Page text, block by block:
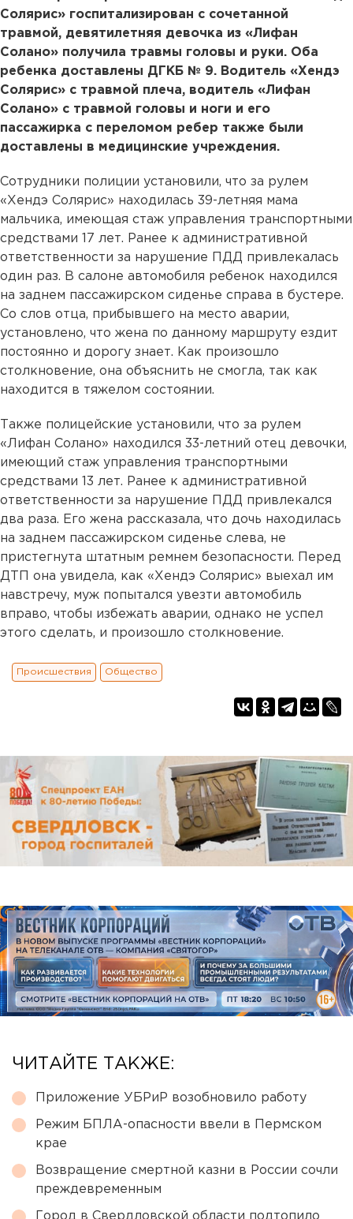
Солярис» госпитализирован с сочетанной
травмой, девятилетняя девочка из «Лифан
Солано» получила травмы головы и руки. Оба
ребенка доставлены ДГКБ № 9. Водитель «Хендэ
Солярис» с травмой плеча, водитель «Лифан
Солано» с травмой головы и ноги и его
пассажирка с переломом ребер также были
доставлены в медицинские учреждения.
Сотрудники полиции установили, что за рулем
«Хендэ Солярис» находилась 39-летняя мама
мальчика, имеющая стаж управления транспортными
средствами 17 лет. Ранее к административной
ответственности за нарушение ПДД привлекалась
один раз. В салоне автомобиля ребенок находился
на заднем пассажирском сиденье справа в бустере.
Со слов отца, прибывшего на место аварии,
установлено, что жена по данному маршруту ездит
постоянно и дорогу знает. Как произошло
столкновение, она объяснить не смогла, так как
находится в тяжелом состоянии.
Также полицейские установили, что за рулем
«Лифан Солано» находился 33-летний отец девочки,
имеющий стаж управления транспортными
средствами 13 лет. Ранее к административной
ответственности за нарушение ПДД привлекался
два раза. Его жена рассказала, что дочь находилась
на заднем пассажирском сиденье слева, не
пристегнута штатным ремнем безопасности. Перед
ДТП она увидела, как «Хендэ Солярис» выехал им
навстречу, муж попытался увезти автомобиль
вправо, чтобы избежать аварии, однако не успел
этого сделать, и произошло столкновение.
Происшествия Общество
ЧИТАЙТЕ ТАКЖЕ:
Приложение УБРиР возобновило работу
Режим БПЛА-опасности ввели в Пермском
крае
Возвращение смертной казни в России сочли
преждевременным
Город в Свердловской области подтопило